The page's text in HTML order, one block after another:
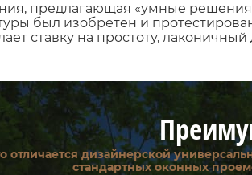
предлагающая «умные
был изобретен и
ставку на простоту,
отличается дизайнерской
стандартных оконных